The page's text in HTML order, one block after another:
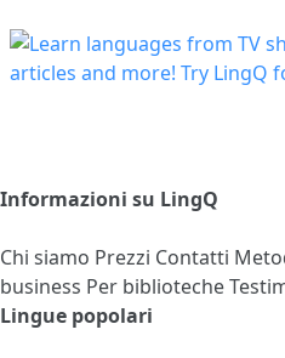
Informazioni su LingQ
Chi siamo Prezzi Contatti
business Per biblioteche
Lingue popolari